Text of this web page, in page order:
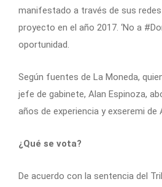
manifestado a través de sus
proyecto en el año 2017. ‘No a
oportunidad.
Según fuentes de La Moneda,
jefe de gabinete, Alan Espinoza,
años de experiencia y exseremi de
¿Qué se vota?
De acuerdo con la sentencia del